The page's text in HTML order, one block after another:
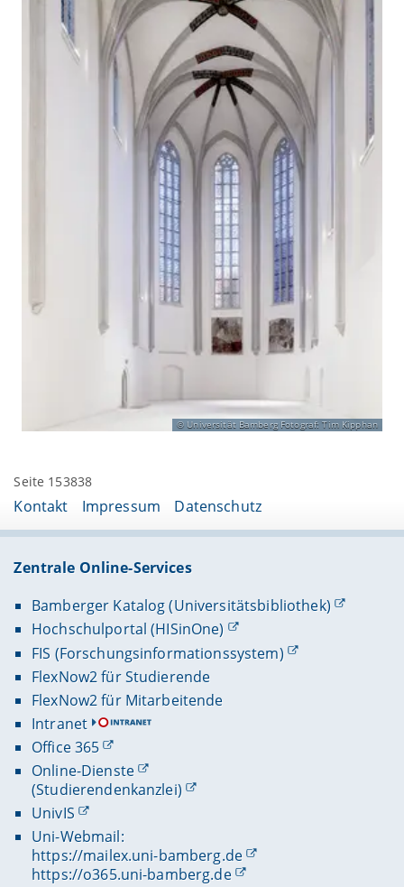
Universität Bamberg Fotograf: Tim Kipphan
Seite 153838
Kontakt Impressum Datenschutz
Zentrale Online-Services
Bamberger Katalog (Universitätsbibliothek)
Hochschulportal (HISinOne)
FIS (Forschungsinformationssystem)
FlexNow2 für Studierende
FlexNow2 für Mitarbeitende
Intranet
Office 365
Online-Dienste
(Studierendenkanzlei)
UnivIS
Uni-Webmail:
https://mailex.uni-bamberg.de
https://o365.uni-bamberg.de